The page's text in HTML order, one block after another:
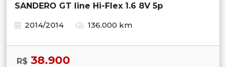
SANDERO GT line Hi-Flex 1.6 8V 5p
2014/2014
136.000 km
R$ 38.900